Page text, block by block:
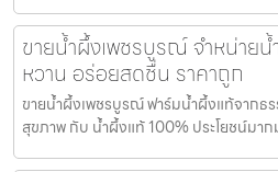
ขายน้ำผึ้งเพชรบูรณ์ จำหน่าย
หวาน อร่อยสดชื่น ราคาถูก
ขายน้ำผึ้งเพชรบูรณ์ ฟาร์มน้ำผึ้งแท้จากธ
สุขภาพ กับ น้ำผึ้งแท้ 100% ประโยชน์มา